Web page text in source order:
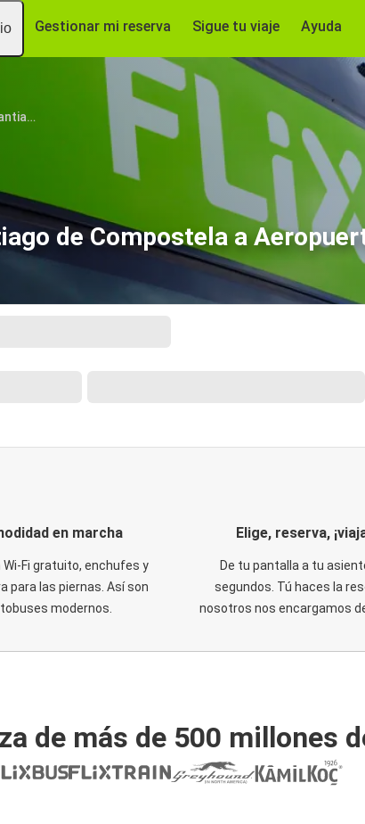
Gestionar mi reserva Sigue tu viaje Ayuda
Aeropuerto de Santiago de Compostela
de Compostela a
en marcha
Wi-Fi gratuito, enchufes y
para las piernas. Así son
modernos.
Elige, reserva,
De tu pantalla a tu
segundos. Tú haces la
nosotros nos encargamos
de más de 500 millones